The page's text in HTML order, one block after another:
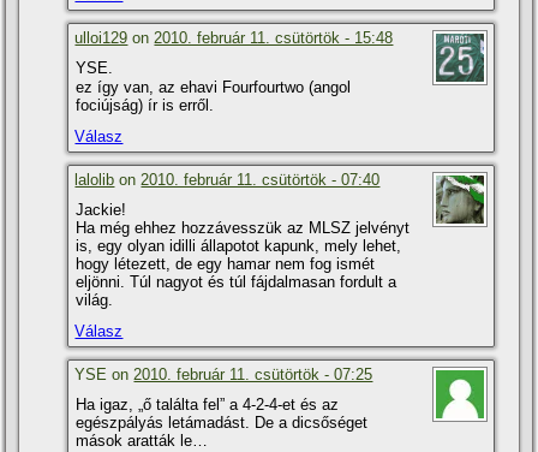
ulloi129 on2010. február 11. csütörtök - 15:48
YSE.
ez í­gy van, az ehavi Fourfourtwo (angol
fociújság) í­r is erről.
Válasz
lalolib on2010. február 11. csütörtök - 07:40
Jackie!
Ha még ehhez hozzávesszük az MLSZ jelvényt
is, egy olyan idilli állapotot kapunk, mely lehet,
hogy létezett, de egy hamar nem fog ismét
eljönni. Túl nagyot és túl fájdalmasan fordult a
világ.
Válasz
YSE on2010. február 11. csütörtök - 07:25
Ha igaz, „ő találta fel” a 4-2-4-et és az
egészpályás letámadást. De a dicsőséget
mások aratták le…